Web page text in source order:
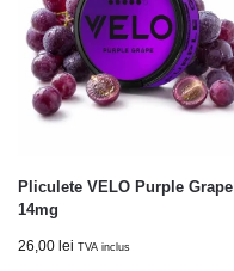
Pliculete VELO Purple Grape
14mg
26,00 lei TVA inclus